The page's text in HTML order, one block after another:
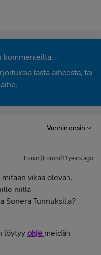
kommenteilta.
tästä aiheesta, tai
Vanhin ensin
Forum|Forum|11 years ago
vikaa olevan,
niillä
Sonera Tunnuksilla?
löytyy ohje meidän